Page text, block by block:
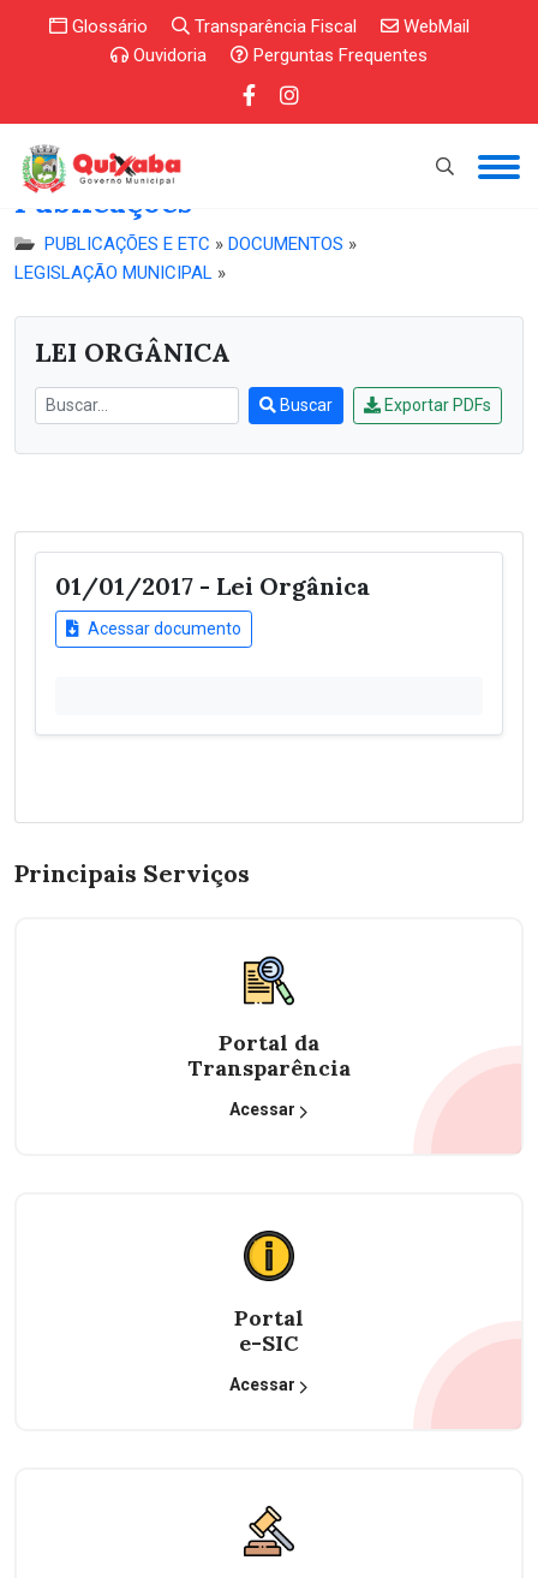
Glossário Transparência Fiscal
WebMail
Ouvidoria
Perguntas Frequentes
Publicações
PUBLICAÇÕES E ETC » DOCUMENTOS »
LEGISLAÇÃO MUNICIPAL »
LEI ORGÂNICA
Buscar Exportar PDFs
01/01/2017 - Lei Orgânica
Acessar documento
Principais Serviços
Portal da
Transparência
Acessar
Portal
e-SIC
Acessar